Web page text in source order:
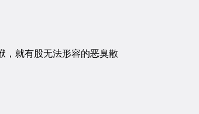
就有股无法形容的恶臭散